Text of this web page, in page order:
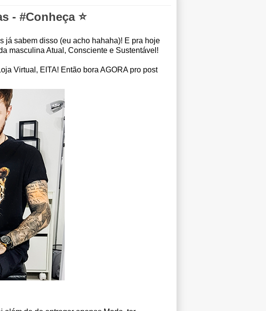
- #Conheça ⭐
já sabem disso (eu acho hahaha)! E pra hoje
masculina Atual, Consciente e Sustentável!
Virtual, EITA! Então bora AGORA pro post